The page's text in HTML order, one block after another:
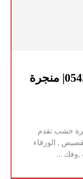
نجار في دبي |0545681606| منجرة
|0545681606| منجرة خشب تقدم
, الورقاء
,وفك ...